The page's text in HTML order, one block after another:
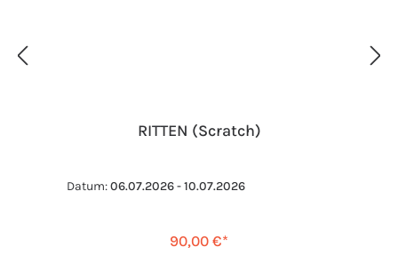
RITTEN (Scratch)
Datum:06.07.2026 - 10.07.2026
90,00 €*